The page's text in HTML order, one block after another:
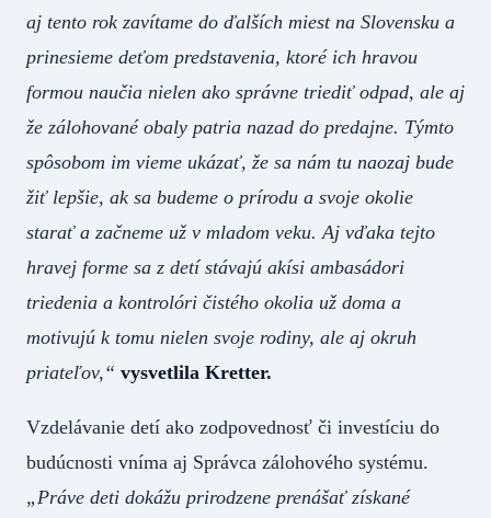
aj tento rok zavítame do ďalších miest na Slovensku a
prinesieme deťom predstavenia, ktoré ich hravou
formou naučia nielen ako správne triediť odpad, ale aj
že zálohované obaly patria nazad do predajne. Týmto
spôsobom im vieme ukázať, že sa nám tu naozaj bude
žiť lepšie, ak sa budeme o prírodu a svoje okolie
starať a začneme už v mladom veku. Aj vďaka tejto
hravej forme sa z detí stávajú akísi ambasádori
triedenia a kontrolóri čistého okolia už doma a
motivujú k tomu nielen svoje rodiny, ale aj okruh
priateľov,“ vysvetlila Kretter.
Vzdelávanie detí ako zodpovednosť či investíciu do
budúcnosti vníma aj Správca zálohového systému.
„Práve deti dokážu prirodzene prenášať získané